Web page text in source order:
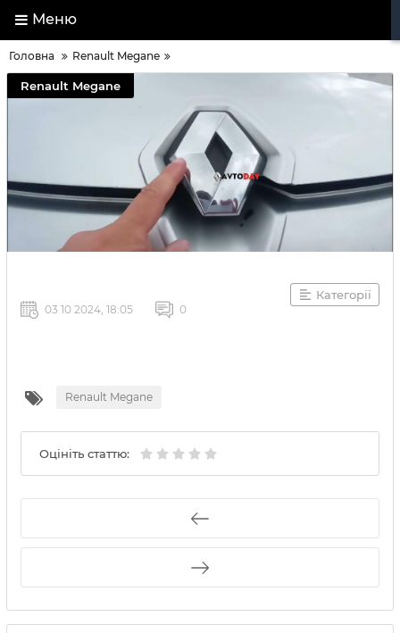
Меню
Головна Renault Megane
Renault Megane
Категорії
03 10 2024, 18:05 0
Renault Megane
Оцініть статтю: